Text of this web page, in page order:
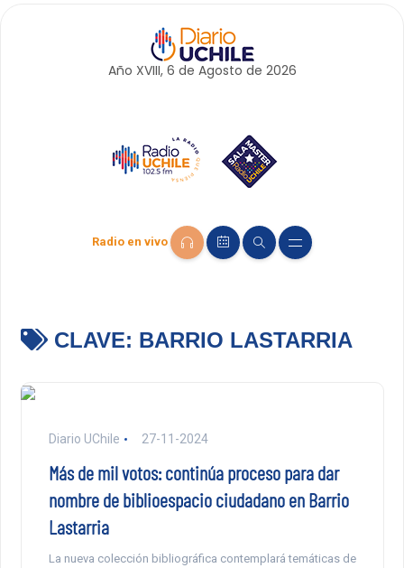
Año XVIII, 6 de Agosto de 2026
Radio en vivo
CLAVE: BARRIO LASTARRIA
Diario UChile 27-11-2024
Más de mil votos: continúa proceso para dar
nombre de biblioespacio ciudadano en Barrio
Lastarria
La nueva colección bibliográfica contemplará temáticas de